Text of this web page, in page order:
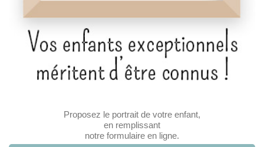
Proposez le portrait de votre enfant,
en remplissant
notre formulaire en ligne.